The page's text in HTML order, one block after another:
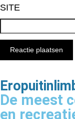
SITE
De meest
en